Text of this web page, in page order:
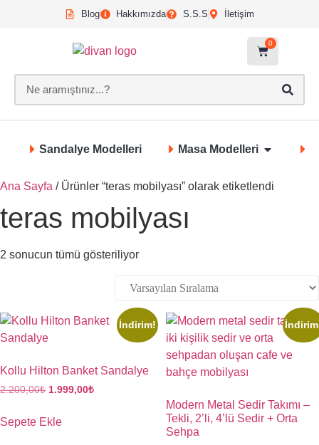
Blog Hakkımızda S.S.S İletişim
0
Sandalye Modelleri Masa Modelleri
Ana Sayfa / Ürünler “teras mobilyası” olarak etiketlendi
teras mobilyası
2 sonucun tümü gösteriliyor
İndirim!
Kollu Hilton Banket Sandalye
2.200,00₺ 1.999,00₺
Sepete Ekle
Modern Metal Sedir Takımı –
Tekli, 2’li, 4’lü Sedir + Orta
Sehpa